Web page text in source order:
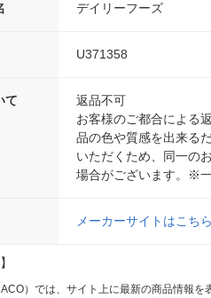
デイリーフーズ
U371358
て
返品不可
お客様のご都合による
品の色や質感を出来る
いただくため、同一の
場合がございます。※
メーカーサイトはこちら
）では、サイト上に最新の商品情報